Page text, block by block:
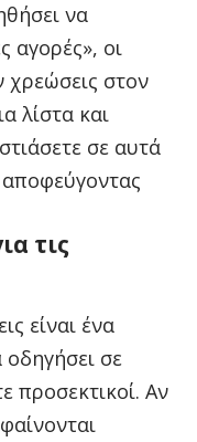
να
αγορές», οι
χρεώσεις στον
λίστα και
σε αυτά
τις
είναι ένα
σε
προσεκτικοί. Αν